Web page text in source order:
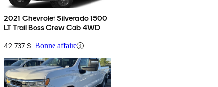
2021 Chevrolet Silverado 1500
LT Trail Boss Crew Cab 4WD
42 737 $ Bonne affaire